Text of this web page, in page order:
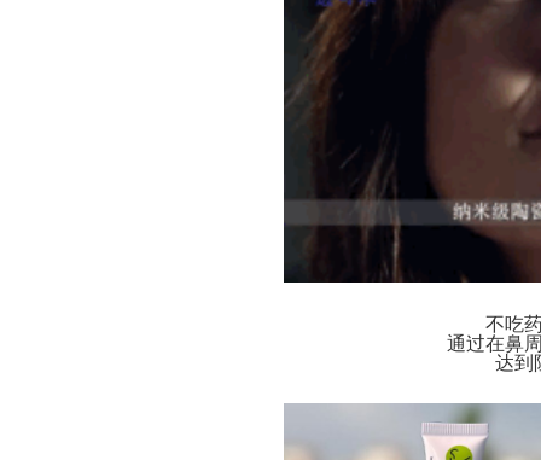
不吃
通过在鼻
达到